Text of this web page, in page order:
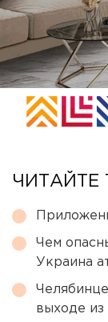
ЧИТАЙТЕ
Чем
Украина
выходе